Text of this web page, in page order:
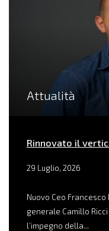
Attualità
Rinnovato il
29 Luglio, 2026
Nuovo Ceo
generale Camillo
l’impegno della...